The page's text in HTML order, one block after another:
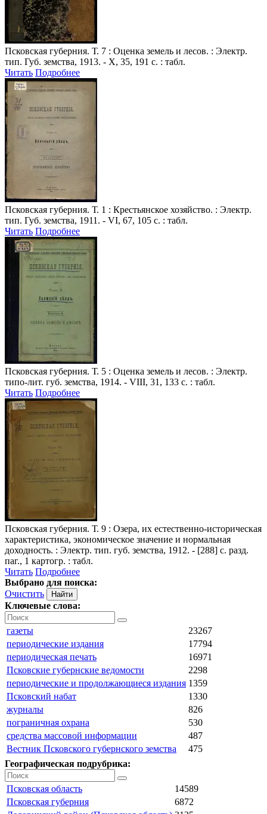
Псковская губерния. Т. 7 : Оценка земель и лесов. : Электр.
тип. Губ. земства, 1913. - X, 35, 191 с. : табл.
Читать Подробнее
Псковская губерния. Т. 1 : Крестьянское хозяйство. : Электр.
тип. Губ. земства, 1911. - VI, 67, 105 с. : табл.
Читать Подробнее
Псковская губерния. Т. 5 : Оценка земель и лесов. : Электр.
типо-лит. губ. земства, 1914. - VIII, 31, 133 с. : табл.
Читать Подробнее
Псковская губерния. Т. 9 : Озера, их естественно-историческая
характеристика, экономическое значение и нормальная
доходность. : Электр. тип. губ. земства, 1912. - [288] с. разд.
паг., 1 картогр. : табл.
Читать Подробнее
Выбрано для поиска:
Очистить
Ключевые слова:
газеты
23267
периодические издания
17794
периодическая печать
16971
Псковские губернские ведомости
2298
периодические и продолжающиеся издания 1359
Псковский набат
1330
журналы
826
пограничная охрана
530
средства массовой информации
487
Вестник Псковского губернского земства
475
Географическая подрубрика:
Псковская область
14589
Псковская губерния
6872